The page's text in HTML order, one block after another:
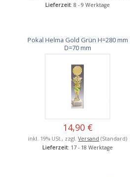
Lieferzeit: 8 - 9 Werktage
Pokal Helma Gold Grün H=280 mm
D=70 mm
14,90 €
inkl. 19% USt., zzgl.Versand (Standard)
Lieferzeit: 17 - 18 Werktage